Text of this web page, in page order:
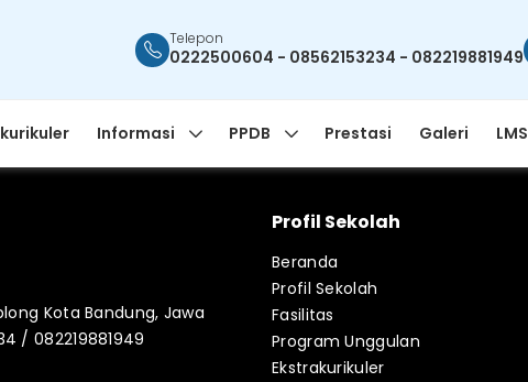
Telepon
0222500604 - 08562153234 - 082219881949
Informasi PPDB Prestasi Galeri LMS
Kota Bandung, Jawa
/ 082219881949
Profil Sekolah
Beranda
Profil Sekolah
Fasilitas
Program Unggulan
Ekstrakurikuler